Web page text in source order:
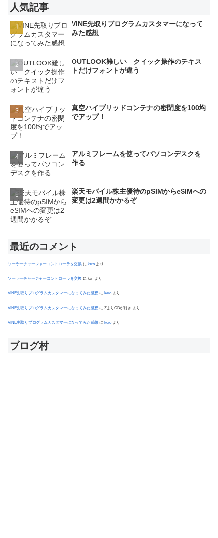
人気記事
VINE先取りプログラムカスタマーになって
みた感想
OUTLOOK難しい クイック操作のテキス
トだけフォントが違う
真空ハイブリッドコンテナの密閉度を100均
でアップ！
アルミフレームを使ってパソコンデスクを
作る
楽天モバイル株主優待のpSIMからeSIMへの
変更は2週間かかるぞ
最近のコメント
ソーラーチャージャーコントローラを交換 に kero より
ソーラーチャージャーコントローラを交換 に ken より
VINE先取りプログラムカスタマーになってみた感想 に kero より
VINE先取りプログラムカスタマーになってみた感想 に ZよりCBが好き より
VINE先取りプログラムカスタマーになってみた感想 に kero より
ブログ村